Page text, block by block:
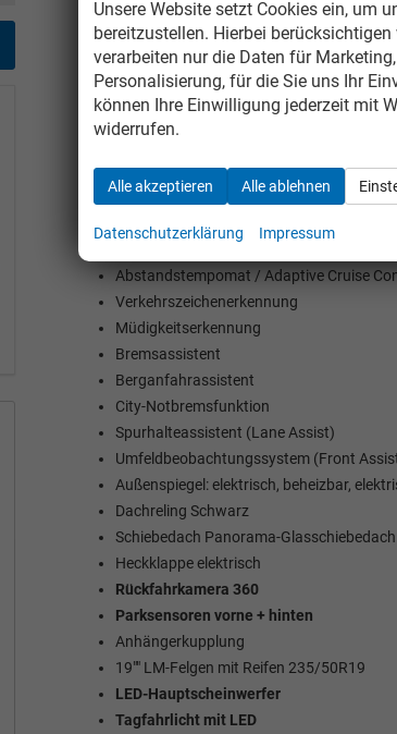
Navigation Europa
Freisprechen über Bluetooth
USB
DAB (Digitaler Radioempfang)
Touch-Bildschirm
Virtual Cockpit
Apple CarPlay
Android Auto
Abstandstempomat / Adaptive Cruise
Verkehrszeichenerkennung
Müdigkeitserkennung
Bremsassistent
Berganfahrassistent
City-Notbremsfunktion
Spurhalteassistent (Lane Assist)
Umfeldbeobachtungssystem (Front
Außenspiegel: elektrisch, beheizbar,
Dachreling Schwarz
Schiebedach Panorama-Glasschiebedach
Heckklappe elektrisch
Rückfahrkamera 360
Parksensoren vorne + hinten
Anhängerkupplung
19"" LM-Felgen mit Reifen 235/50R19
LED-Hauptscheinwerfer
Tagfahrlicht mit LED
Unsere Website setzt Cookies ein, um
bereitzustellen. Hierbei
verarbeiten nur die Daten für
Personalisierung, für die Sie uns Ihr
können Ihre Einwilligung jederzeit mit
widerrufen.
Alle akzeptieren Alle ablehnen
Datenschutzerklärung Impressum